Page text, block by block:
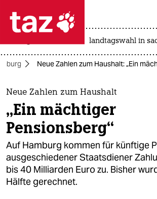
 taz zahl ich
taz zahl ich
themen
politik
öko
gesellschaft
kultur
landtagswahl in
Neue Zahlen zum Haushalt: „Ein
Neue Zahlen zum Haushalt
„Ein mächtiger
Pensionsberg“
Auf Hamburg kommen für künftige
ausgeschiedener Staatsdiener
bis 40 Milliarden Euro zu. Bisher
Hälfte gerechnet.